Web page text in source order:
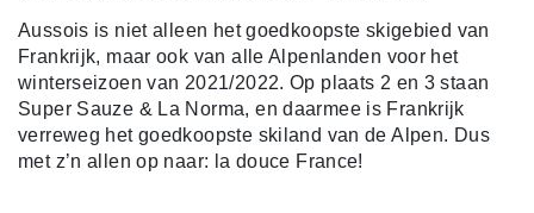
Aussois is niet alleen het goedkoopste skigebied van
Frankrijk, maar ook van alle Alpenlanden voor het
winterseizoen van 2021/2022. Op plaats 2 en 3 staan
Super Sauze & La Norma, en daarmee is Frankrijk
verreweg het goedkoopste skiland van de Alpen. Dus
met z’n allen op naar: la douce France!